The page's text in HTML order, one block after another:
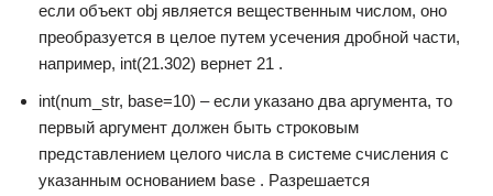
если объект obj является вещественным числом, оно
преобразуется в целое путем усечения дробной части,
например, int(21.302) вернет 21 .
int(num_str, base=10) – если указано два аргумента, то
первый аргумент должен быть строковым
представлением целого числа в системе счисления с
указанным основанием base . Разрешается